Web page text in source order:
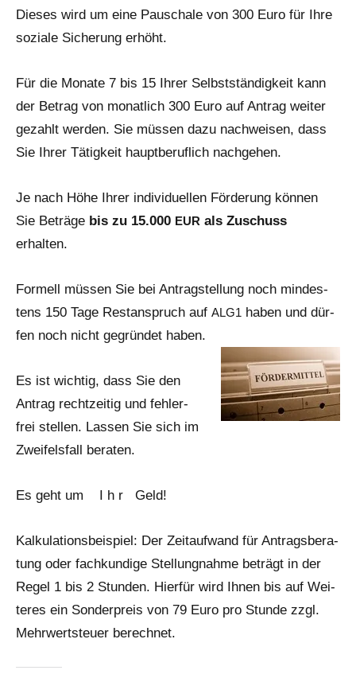
Die­ses wird um eine Pau­scha­le von 300 Euro für Ihre
sozia­le Siche­rung erhöht.
Für die Mona­te 7 bis 15 Ihrer Selbst­stän­dig­keit kann
der Betrag von monat­lich 300 Euro auf Antrag wei­ter
gezahlt wer­den. Sie müs­sen dazu nach­wei­sen, dass
Sie Ihrer Tätig­keit haupt­be­ruf­lich nachgehen.
Je nach Höhe Ihrer indi­vi­du­el­len För­de­rung kön­nen
Sie Beträ­ge bis zu 15.000 EUR als Zuschuss
erhalten.
For­mell müs­sen Sie bei Antrag­stellung noch min­des­
tens 150 Tage Rest­anspruch auf ALG1 haben und dür­
fen noch nicht ge­grün­det haben.
Es ist wich­tig, dass Sie den
Antrag recht­zei­tig und feh­ler­
frei stel­len. Las­sen Sie sich im
Zwei­fels­fall beraten.
Es geht um I h r Geld!
Kal­ku­la­ti­ons­bei­spiel: Der Zeit­auf­wand für Antrags­be­ra­
tung oder fach­kun­di­ge Stel­lung­nah­me beträgt in der
Regel 1 bis 2 Stun­den. Hier­für wird Ihnen bis auf Wei­
te­res ein Son­der­preis von 79 Euro pro Stun­de zzgl.
Mehr­wert­steu­er berechnet.